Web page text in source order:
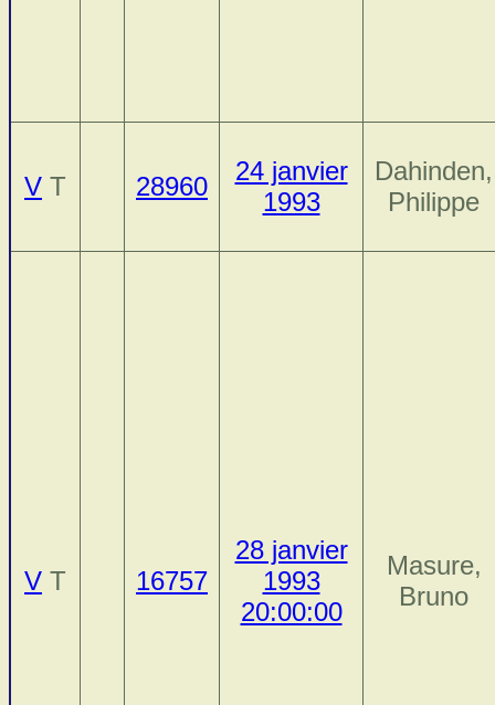
V T 28960
24 janvier
1993
Dahinden,
Philippe
V T 16757
28 janvier
1993
20:00:00
Masure,
Bruno